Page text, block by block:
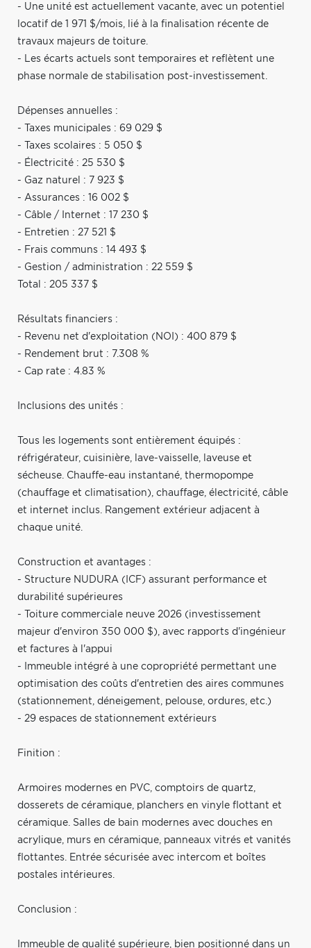
- Une unité est actuellement vacante, avec un potentiel
locatif de 1 971 $/mois, lié à la finalisation récente de
travaux majeurs de toiture.
- Les écarts actuels sont temporaires et reflètent une
phase normale de stabilisation post-investissement.
Dépenses annuelles :
- Taxes municipales : 69 029 $
- Taxes scolaires : 5 050 $
- Électricité : 25 530 $
- Gaz naturel : 7 923 $
- Assurances : 16 002 $
- Câble / Internet : 17 230 $
- Entretien : 27 521 $
- Frais communs : 14 493 $
- Gestion / administration : 22 559 $
Total : 205 337 $
Résultats financiers :
- Revenu net d'exploitation (NOI) : 400 879 $
- Rendement brut : 7.308 %
- Cap rate : 4.83 %
Inclusions des unités :
Tous les logements sont entièrement équipés :
réfrigérateur, cuisinière, lave-vaisselle, laveuse et
sécheuse. Chauffe-eau instantané, thermopompe
(chauffage et climatisation), chauffage, électricité, câble
et internet inclus. Rangement extérieur adjacent à
chaque unité.
Construction et avantages :
- Structure NUDURA (ICF) assurant performance et
durabilité supérieures
- Toiture commerciale neuve 2026 (investissement
majeur d'environ 350 000 $), avec rapports d'ingénieur
et factures à l'appui
- Immeuble intégré à une copropriété permettant une
optimisation des coûts d'entretien des aires communes
(stationnement, déneigement, pelouse, ordures, etc.)
- 29 espaces de stationnement extérieurs
Finition :
Armoires modernes en PVC, comptoirs de quartz,
dosserets de céramique, planchers en vinyle flottant et
céramique. Salles de bain modernes avec douches en
acrylique, murs en céramique, panneaux vitrés et vanités
flottantes. Entrée sécurisée avec intercom et boîtes
postales intérieures.
Conclusion :
Immeuble de qualité supérieure, bien positionné dans un